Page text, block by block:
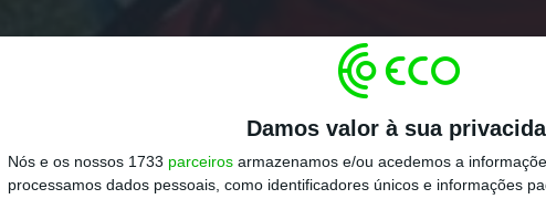
Damos valor à sua
Nós e os nossos 1733 parceiros armazenamos e/ou acedemos a
processamos dados pessoais, como identificadores únicos e informações